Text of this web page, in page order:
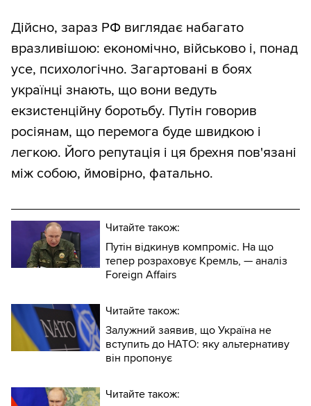
Дійсно, зараз РФ виглядає набагато
вразливішою: економічно, військово і, понад
усе, психологічно. Загартовані в боях
українці знають, що вони ведуть
екзистенційну боротьбу. Путін говорив
росіянам, що перемога буде швидкою і
легкою. Його репутація і ця брехня пов'язані
між собою, ймовірно, фатально.
Читайте також:
Путін відкинув компроміс. На що
тепер розраховує Кремль, — аналіз
Foreign Affairs
Читайте також:
Залужний заявив, що Україна не
вступить до НАТО: яку альтернативу
він пропонує
Читайте також: